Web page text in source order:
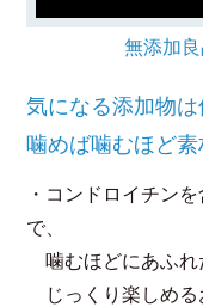
無添加
気になる添加物は
噛めば噛むほど素
・コンドロイチン
で、
噛むほどにあふれ
じっくり楽しめる